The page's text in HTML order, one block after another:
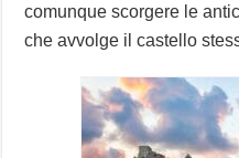
comunque scorgere le
che avvolge il castello